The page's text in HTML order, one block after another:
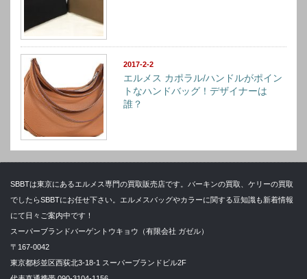
2017-2-2
エルメス カポラル/ハンドルがポイン
トなハンドバッグ！デザイナーは
誰？
SBBTは東京にあるエルメス専門の買取販売店です。バーキンの買取、ケリーの買取
でしたらSBBTにお任せ下さい。エルメスバッグやカラーに関する豆知識も新着情報
にて日々ご案内中です！
スーパーブランドバーゲントウキョウ（有限会社 ガゼル）
〒167-0042
東京都杉並区西荻北3-18-1 スーパーブランドビル2F